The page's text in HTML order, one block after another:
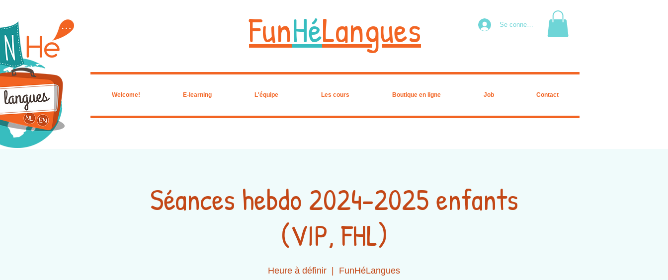
FunHéLangues Se connecter
Welcome! E-learning L'équipe Les cours Boutique en ligne Job Contact
Séances hebdo 2024-2025 enfants
(VIP, FHL)
Heure à définir FunHéLangues